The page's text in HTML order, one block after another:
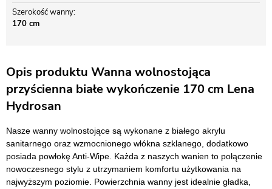
Szerokość wanny
170 cm
Opis produktu Wanna wolnostojąca
przyścienna białe wykończenie 170 cm Lena
Hydrosan
Nasze wanny wolnostojące są wykonane z białego akrylu
sanitarnego oraz wzmocnionego włókna szklanego, dodatkowo
posiada powłokę Anti-Wipe. Każda z naszych wanien to połączenie
nowoczesnego stylu z utrzymaniem komfortu użytkowania na
najwyższym poziomie. Powierzchnia wanny jest idealnie gładka,